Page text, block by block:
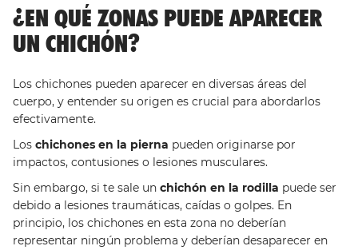
¿EN QUÉ ZONAS PUEDE APARECER
UN CHICHÓN?
Los chichones pueden aparecer en diversas áreas del
cuerpo, y entender su origen es crucial para abordarlos
efectivamente.
Los chichones en la pierna pueden originarse por
impactos, contusiones o lesiones musculares.
Sin embargo, si te sale un chichón en la rodilla puede ser
debido a lesiones traumáticas, caídas o golpes. En
principio, los chichones en esta zona no deberían
representar ningún problema y deberían desaparecer en